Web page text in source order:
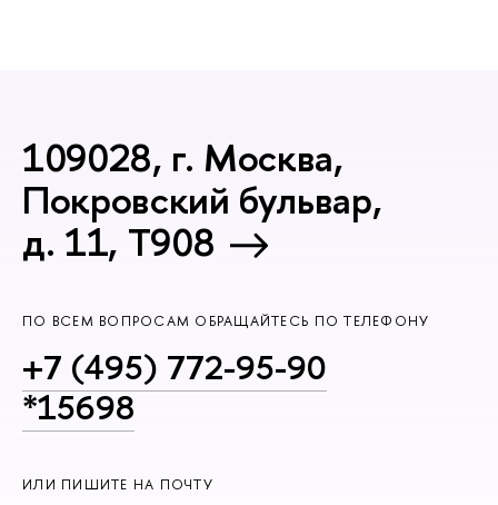
109028, г. Москва,
Покровский бульвар,
д. 11, T908
ПО ВСЕМ ВОПРОСАМ ОБРАЩАЙТЕСЬ ПО ТЕЛЕФОНУ
+7 (495) 772-95-90
*15698
ИЛИ ПИШИТЕ НА ПОЧТУ